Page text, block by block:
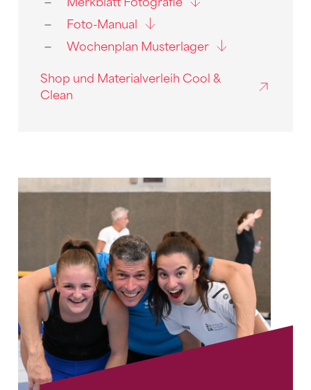
Foto-Manual
Wochenplan Musterlager
Shop und Materialverleih Cool &
Clean